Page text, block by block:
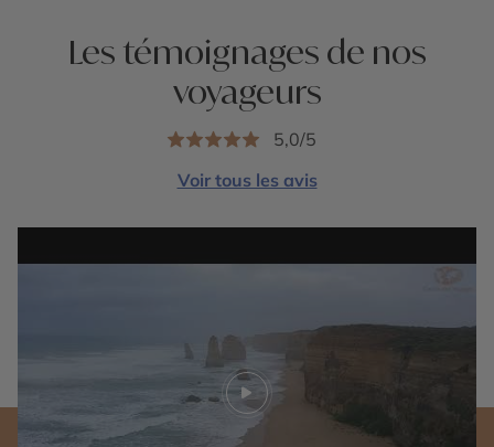
Les témoignages de nos
voyageurs
5,0/5
Voir tous les avis
Play video